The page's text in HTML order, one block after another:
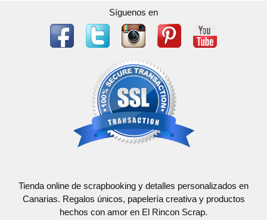
Síguenos en
Tienda online de scrapbooking y detalles personalizados en
Canarias. Regalos únicos, papelería creativa y productos
hechos con amor en El Rincon Scrap.